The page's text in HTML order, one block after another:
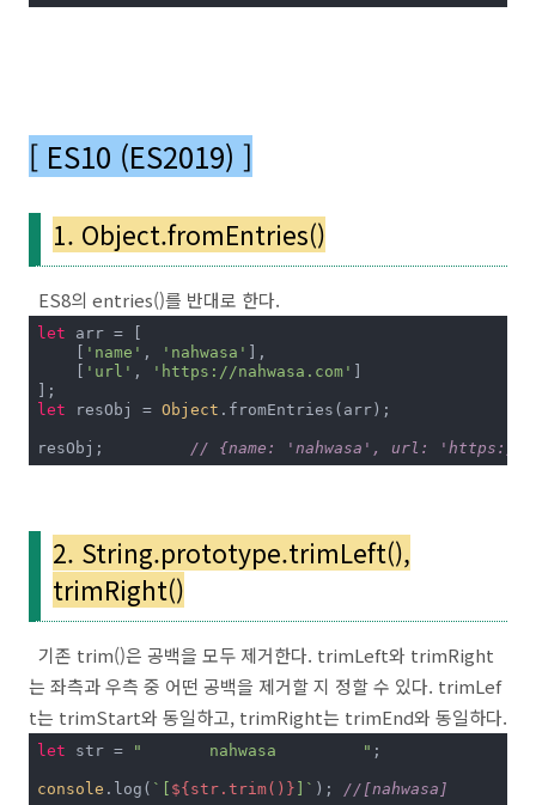
[ ES10 (ES2019) ]
1. Object.fromEntries()
ES8의 entries()를 반대로 한다.
let arr = [
'name' , 'nahwasa'
],
'url' , 'https://nahwasa.com'
let resObj = Object .fromEntries(arr);
// {name: 'nahwasa', url: 'https://
2. String.prototype.trimLeft(),
trimRight()
기존 trim()은 공백을 모두 제거한다. trimLeft와 trimRight
는 좌측과 우측 중 어떤 공백을 제거할 지 정할 수 있다. trimLef
t는 trimStart와 동일하고, trimRight는 trimEnd와 동일하다.
let str = "       nahwasa         " ;
console .log( `[ ${str.trim()} ]` //[nahwasa]